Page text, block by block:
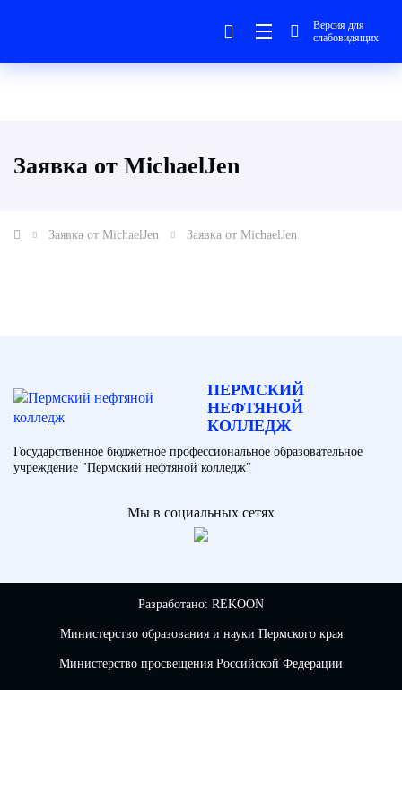
Версия для
слабовидящих
Заявка от MichaelJen
Заявка от MichaelJen Заявка от MichaelJen
ПЕРМСКИЙ
НЕФТЯНОЙ
КОЛЛЕДЖ
Государственное бюджетное профессиональное образовательное
учреждение "Пермский нефтяной колледж"
Мы в социальных сетях
Разработано: REKOON
Министерство образования и науки Пермского края
Министерство просвещения Российской Федерации